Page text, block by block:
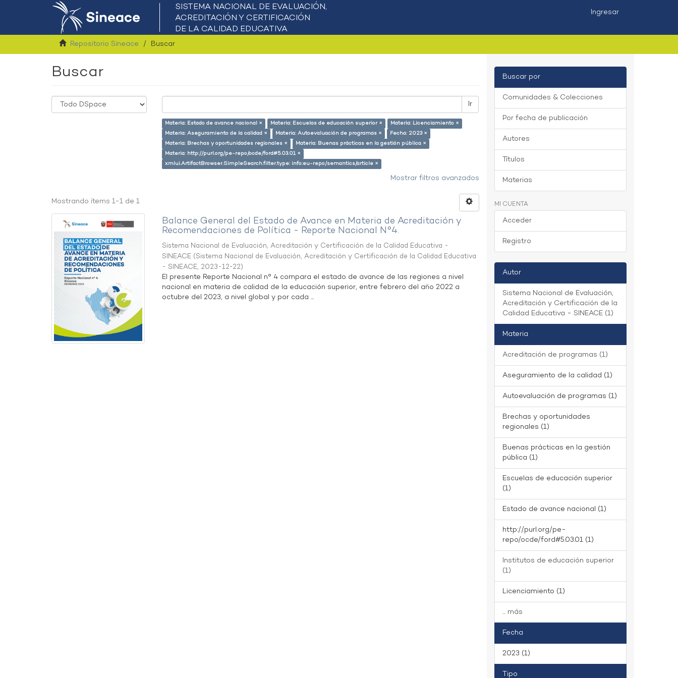
Ingresar
Repositorio Sineace Buscar
Buscar
Ir
Materia: Estado de avance nacional × Materia: Escuelas de educación superior ×
Materia: Licenciamiento ×
Materia: Aseguramiento de la calidad ×
Materia: Autoevaluación de programas ×
Fecha: 2023 ×
Materia: Brechas y oportunidades regionales ×
Materia: Buenas prácticas en la gestión pública ×
Materia: http://purl.org/pe-repo/ocde/ford#5.03.01 ×
xmlui.ArtifactBrowser.SimpleSearch.filter.type: info:eu-repo/semantics/article ×
Mostrar filtros avanzados
Mostrando ítems 1-1 de 1
Balance General del Estado de Avance en Materia de Acreditación y
Recomendaciones de Política - Reporte Nacional N°4.
Sistema Nacional de Evaluación, Acreditación y Certificación de la Calidad Educativa -
SINEACE (Sistema Nacional de Evaluación, Acreditación y Certificación de la Calidad Educativa
- SINEACE, 2023-12-22)
El presente Reporte Nacional n° 4 compara el estado de avance de las regiones a nivel
nacional en materia de calidad de la educación superior, entre febrero del año 2022 a
octubre del 2023, a nivel global y por cada ...
Buscar por
Comunidades & Colecciones
Por fecha de publicación
Autores
Títulos
Materias
MI CUENTA
Acceder
Registro
Autor
Sistema Nacional de Evaluación,
Acreditación y Certificación de la
Calidad Educativa - SINEACE (1)
Materia
Acreditación de programas (1)
Aseguramiento de la calidad (1)
Autoevaluación de programas (1)
Brechas y oportunidades
regionales (1)
Buenas prácticas en la gestión
pública (1)
Escuelas de educación superior
(1)
Estado de avance nacional (1)
http://purl.org/pe-
repo/ocde/ford#5.03.01 (1)
Institutos de educación superior
(1)
Licenciamiento (1)
... más
Fecha
2023 (1)
Tipo